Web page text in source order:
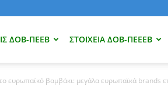
ΔΟΒ-ΠΕΕΒ ΣΤΟΙΧΕΊΑ ΔΟΒ-ΠΕΕΕΒ
ευρωπαϊκό βαμβάκι: μεγάλα ευρωπαϊκά brands